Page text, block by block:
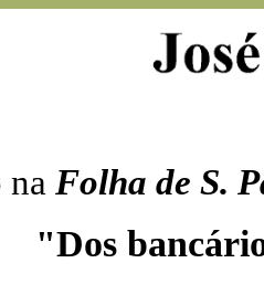
na Folha de S.
"Dos